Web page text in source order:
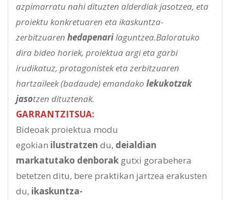
azpimarratu nahi dituzten alderdiak jasotzea, eta
proiektu konkretuaren eta ikaskuntza-
zerbitzuaren hedapenarilaguntzea.Baloratuko
dira bideo horiek, proiektua argi eta garbi
irudikatuz, protagonistek eta zerbitzuaren
hartzaileek (badaude) emandako lekukotzak
jasotzen dituztenak.
GARRANTZITSUA:
Bideoak proiektua modu
egokian ilustratzen du, deialdian
markatutako denborak gutxi gorabehera
betetzen ditu, bere praktikan jartzea erakusten
du, ikaskuntza-